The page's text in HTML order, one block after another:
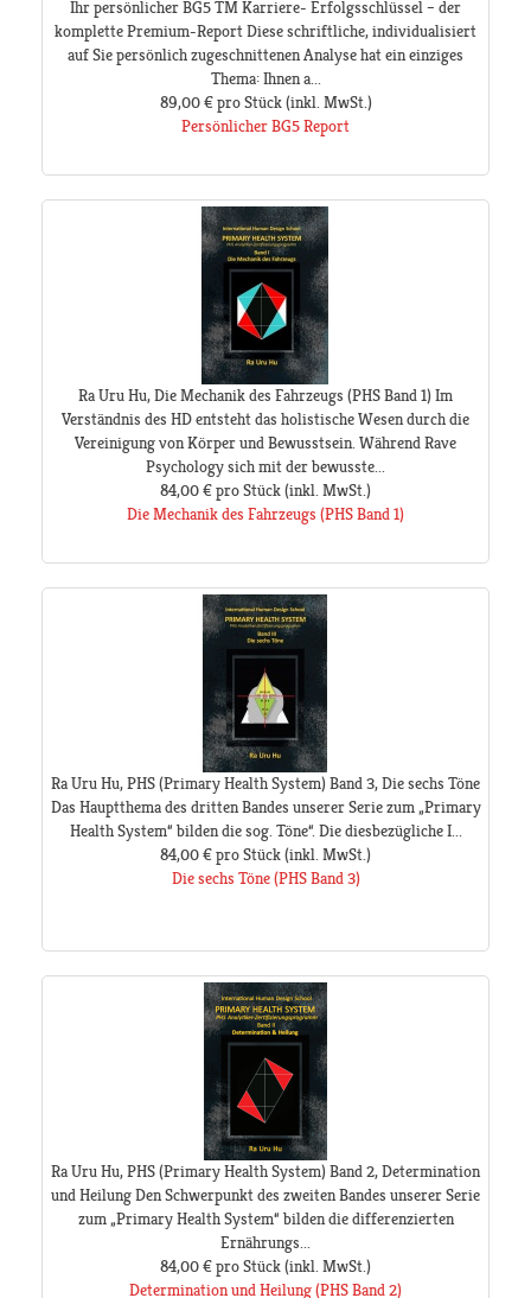
Ihr persönlicher BG5 TM Karriere- Erfolgsschlüssel – der
komplette Premium-Report Diese schriftliche, individualisiert
auf Sie persönlich zugeschnittenen Analyse hat ein einziges
Thema: Ihnen a...
89,00 € pro Stück(inkl. MwSt.)
Persönlicher BG5 Report
Ra Uru Hu, Die Mechanik des Fahrzeugs (PHS Band 1) Im
Verständnis des HD entsteht das holistische Wesen durch die
Vereinigung von Körper und Bewusstsein. Während Rave
Psychology sich mit der bewusste...
84,00 €pro Stück(inkl. MwSt.)
Die Mechanik des Fahrzeugs (PHS Band 1)
Ra Uru Hu, PHS (Primary Health System) Band 3, Die sechs Töne
Das Hauptthema des dritten Bandes unserer Serie zum „Primary
Health System“ bilden die sog. Töne“. Die diesbezügliche I...
84,00 €pro Stück(inkl. MwSt.)
Die sechs Töne (PHS Band 3)
Ra Uru Hu, PHS (Primary Health System) Band 2, Determination
und Heilung Den Schwerpunkt des zweiten Bandes unserer Serie
zum „Primary Health System“ bilden die differenzierten
Ernährungs...
84,00 €pro Stück(inkl. MwSt.)
Determination und Heilung (PHS Band 2)